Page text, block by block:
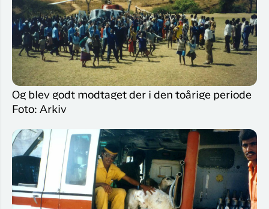
Og blev godt modtaget der i den toårige periode
Foto: Arkiv